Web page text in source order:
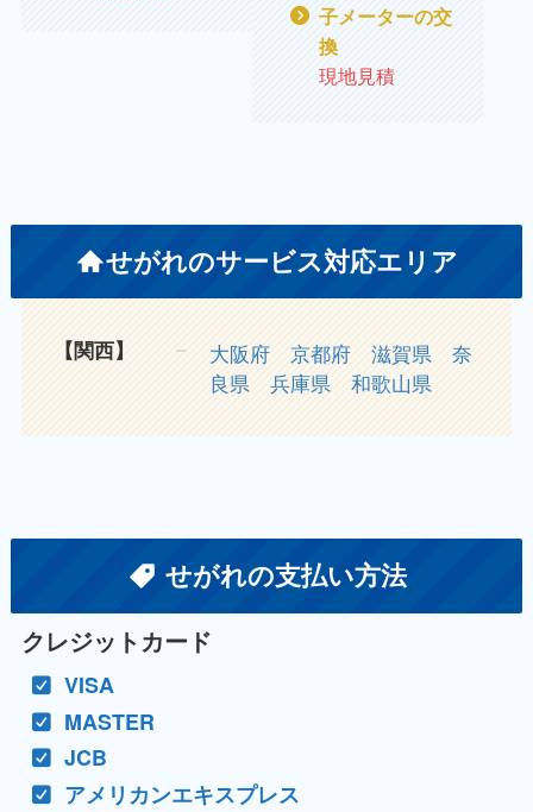
子メーターの交
換
現地見積
せがれのサービス対応エリア
【関西】 大阪府 京都府 滋賀県
奈
良県
兵庫県 和歌山県
せがれの支払い方法
クレジットカード
VISA
MASTER
JCB
アメリカンエキスプレス